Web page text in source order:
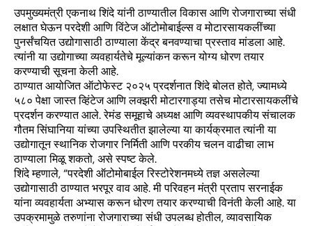
उपमुख्यमंत्री एकनाथ शिंदे यांनी ठाण्यातील विकास आणि रोजगाराच्या संधी
लक्षात घेऊन परदेशी आणि विंटेज ऑटोमोबाईल्स व मोटारसायकलींच्या
पुनर्संचयित उद्योगासाठी ठाण्याला केंद्र बनवण्याचा प्रस्ताव मांडला आहे.
त्यांनी या उद्योगाच्या व्यवहार्यतेचे मूल्यांकन करून योग्य धोरण तयार
करण्याची सूचना केली आहे.
ठाण्यात आयोजित ऑटोफेस्ट २०२५ प्रदर्शनात शिंदे बोलत होते, ज्यामध्ये
५८० पेक्षा जास्त व्हिंटेज आणि लक्झरी मोटारगाड्या तसेच मोटारसायकलींचे
प्रदर्शन करण्यात आले. रेमंड समूहाचे अध्यक्ष आणि व्यवस्थापकीय संचालक
गौतम सिंघानिया यांच्या उपस्थितीत झालेल्या या कार्यक्रमात त्यांनी या
उद्योगातून स्थानिक रोजगार निर्मिती आणि परकीय चलन वाढीचा लाभ
ठाण्याला मिळू शकतो, असे स्पष्ट केले.
शिंदे म्हणाले, “परदेशी ऑटोमोबाईल रिस्टोरेशनमध्ये तज्ञ असलेल्या
उद्योगासाठी ठाण्यात भरपूर वाव आहे. मी परिवहन मंत्री प्रताप सरनाईक
यांना व्यवहार्यता अभ्यास करून धोरण तयार करण्याची विनंती केली आहे. या
उपक्रमामुळे तरुणांना रोजगाराच्या संधी उपलब्ध होतील, व्यावसायिक